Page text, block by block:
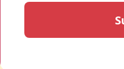
votre disposition de jour